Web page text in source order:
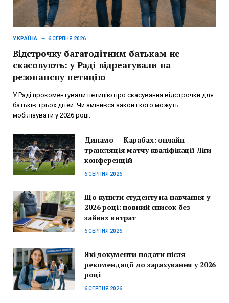
УКРАЇНА 6 СЕРПНЯ 2026
Відстрочку багатодітним батькам не
скасовують: у Раді відреагували на
резонансну петицію
У Раді прокоментували петицію про скасування відстрочки для
батьків трьох дітей. Чи змінився закон і кого можуть
мобілізувати у 2026 році.
Динамо — Карабах: онлайн-
трансляція матчу кваліфікації Ліги
конференцій
6 СЕРПНЯ 2026
Що купити студенту на навчання у
2026 році: повний список без
зайвих витрат
6 СЕРПНЯ 2026
Які документи подати після
рекомендації до зарахування у 2026
році
6 СЕРПНЯ 2026